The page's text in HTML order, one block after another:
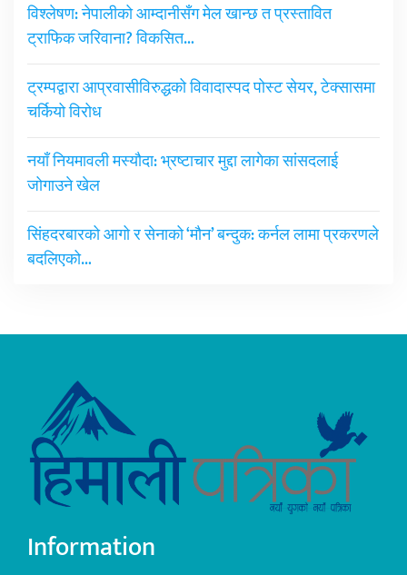
विश्लेषण: नेपालीको आम्दानीसँग मेल खान्छ त प्रस्तावित
ट्राफिक जरिवाना? विकसित…
ट्रम्पद्वारा आप्रवासीविरुद्धको विवादास्पद पोस्ट सेयर, टेक्सासमा
चर्कियो विरोध
नयाँ नियमावली मस्यौदा: भ्रष्टाचार मुद्दा लागेका सांसदलाई
जोगाउने खेल
सिंहदरबारको आगो र सेनाको ‘मौन’ बन्दुक: कर्नल लामा प्रकरणले
बदलिएको…
Information